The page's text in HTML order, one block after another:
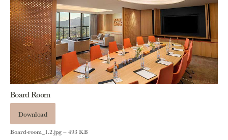
Board Room
Download
Board-room_1.2.jpg – 493 KB